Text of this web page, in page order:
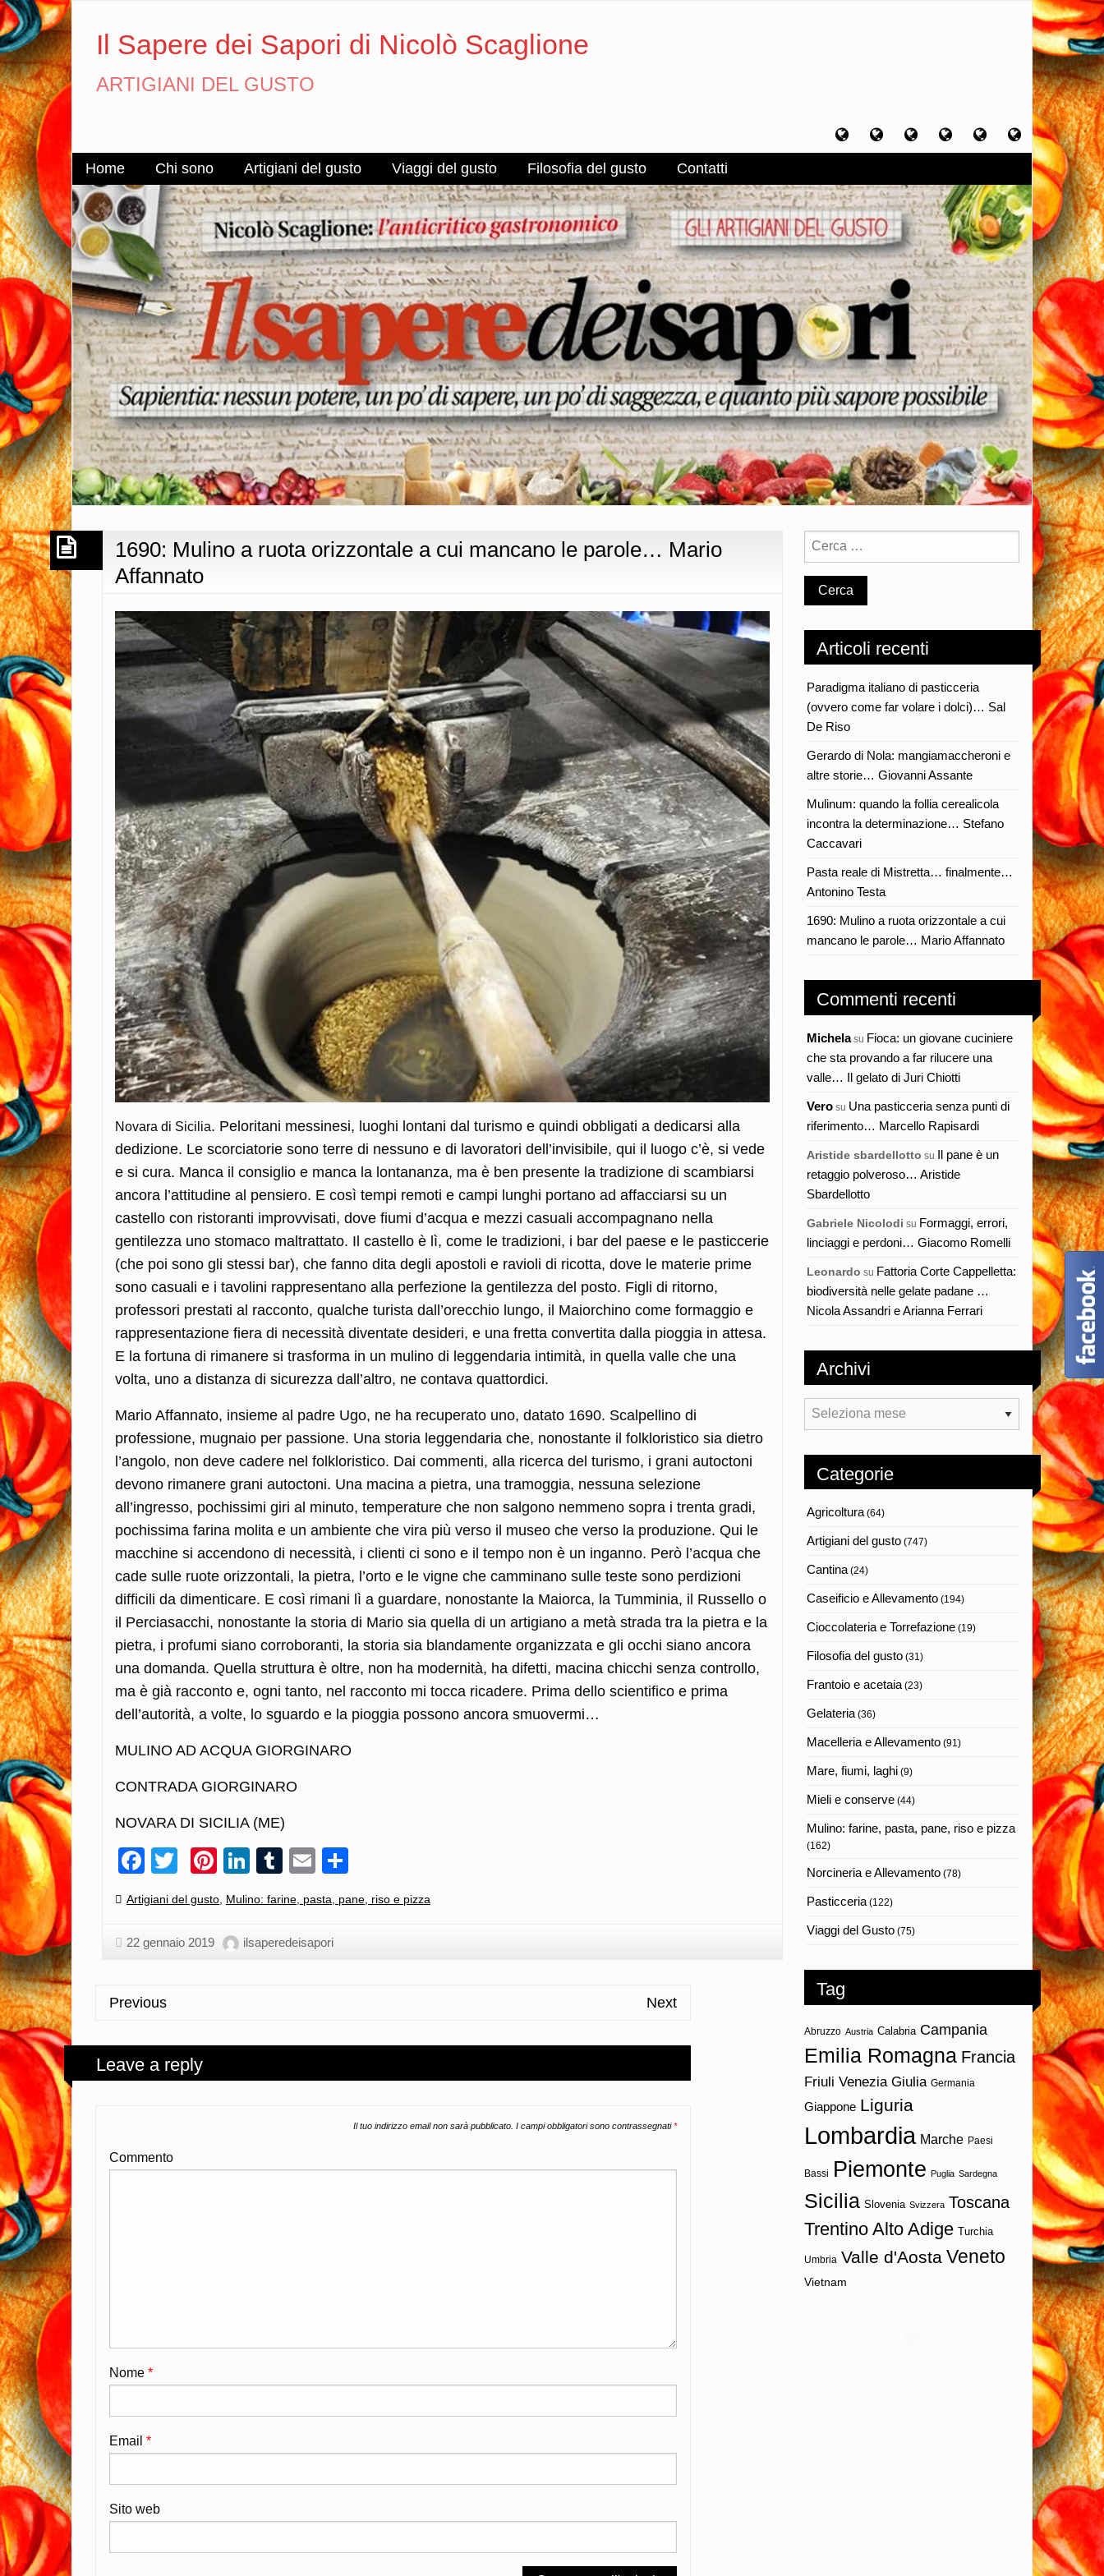
Il Sapere dei Sapori di Nicolò Scaglione
ARTIGIANI DEL GUSTO
Home Chi
sono
Artigiani
del
Viaggi
del
Filosofia
del
Contatti
Home Chi sono Artigiani del gusto Viaggi del gusto Filosofia del gusto Contatti
1690: Mulino a ruota orizzontale a cui mancano le parole… Mario
Affannato
Novara di Sicilia. Peloritani messinesi, luoghi lontani dal turismo e quindi obbligati a dedicarsi alla
dedizione. Le scorciatorie sono terre di nessuno e di lavoratori dell’invisibile, qui il luogo c’è, si vede
e si cura. Manca il consiglio e manca la lontananza, ma è ben presente la tradizione di scambiarsi
ancora l’attitudine al pensiero. E così tempi remoti e campi lunghi portano ad affacciarsi su un
castello con ristoranti improvvisati, dove fiumi d’acqua e mezzi casuali accompagnano nella
gentilezza uno stomaco maltrattato. Il castello è lì, come le tradizioni, i bar del paese e le pasticcerie
(che poi sono gli stessi bar), che fanno dita degli apostoli e ravioli di ricotta, dove le materie prime
sono casuali e i tavolini rappresentano alla perfezione la gentilezza del posto. Figli di ritorno,
professori prestati al racconto, qualche turista dall’orecchio lungo, il Maiorchino come formaggio e
rappresentazione fiera di necessità diventate desideri, e una fretta convertita dalla pioggia in attesa.
E la fortuna di rimanere si trasforma in un mulino di leggendaria intimità, in quella valle che una
volta, uno a distanza di sicurezza dall’altro, ne contava quattordici.
Mario Affannato, insieme al padre Ugo, ne ha recuperato uno, datato 1690. Scalpellino di
professione, mugnaio per passione. Una storia leggendaria che, nonostante il folkloristico sia dietro
l’angolo, non deve cadere nel folkloristico. Dai commenti, alla ricerca del turismo, i grani autoctoni
devono rimanere grani autoctoni. Una macina a pietra, una tramoggia, nessuna selezione
all’ingresso, pochissimi giri al minuto, temperature che non salgono nemmeno sopra i trenta gradi,
pochissima farina molita e un ambiente che vira più verso il museo che verso la produzione. Qui le
macchine si accendono di necessità, i clienti ci sono e il tempo non è un inganno. Però l’acqua che
cade sulle ruote orizzontali, la pietra, l’orto e le vigne che camminano sulle teste sono perdizioni
difficili da dimenticare. E così rimani lì a guardare, nonostante la Maiorca, la Tumminia, il Russello o
il Perciasacchi, nonostante la storia di Mario sia quella di un artigiano a metà strada tra la pietra e la
pietra, i profumi siano corroboranti, la storia sia blandamente organizzata e gli occhi siano ancora
una domanda. Quella struttura è oltre, non ha modernità, ha difetti, macina chicchi senza controllo,
ma è già racconto e, ogni tanto, nel racconto mi tocca ricadere. Prima dello scientifico e prima
dell’autorità, a volte, lo sguardo e la pioggia possono ancora smuovermi…
MULINO AD ACQUA GIORGINARO
CONTRADA GIORGINARO
NOVARA DI SICILIA (ME)
Facebook
TwitterPinterest
LinkedIn
Tumblr
Email
Categories:
Artigiani del gusto Mulino: farine, pasta, pane, riso e pizza
22 gennaio 2019 ilsaperedeisapori
Previous Next
Leave a reply
Il tuo indirizzo email non sarà pubblicato. I campi obbligatori sono contrassegnati*
Commento
Nome *
Email *
Sito web
Articoli recenti
Paradigma italiano di pasticceria
(ovvero come far volare i dolci)… Sal
De Riso
Gerardo di Nola: mangiamaccheroni e
altre storie… Giovanni Assante
Mulinum: quando la follia cerealicola
incontra la determinazione… Stefano
Caccavari
Pasta reale di Mistretta… finalmente…
Antonino Testa
1690: Mulino a ruota orizzontale a cui
mancano le parole… Mario Affannato
Commenti recenti
Michelasu Fioca: un giovane cuciniere
che sta provando a far rilucere una
valle… Il gelato di Juri Chiotti
Vero su Una pasticceria senza punti di
riferimento… Marcello Rapisardi
Aristide sbardellotto su Il pane è un
retaggio polveroso… Aristide
Sbardellotto
Gabriele Nicolodi su Formaggi, errori,
linciaggi e perdoni… Giacomo Romelli
Leonardo su Fattoria Corte Cappelletta:
biodiversità nelle gelate padane …
Nicola Assandri e Arianna Ferrari
Archivi
Archivi
Categorie
Agricoltura(64)
Artigiani del gusto (747)
Cantina(24)
Caseificio e Allevamento (194)
Cioccolateria e Torrefazione (19)
Filosofia del gusto (31)
Frantoio e acetaia(23)
Gelateria(36)
Macelleria e Allevamento (91)
Mare, fiumi, laghi (9)
Mieli e conserve (44)
Mulino: farine, pasta, pane, riso e pizza
(162)
Norcineria e Allevamento (78)
Pasticceria(122)
Viaggi del Gusto (75)
Tag
Abruzzo Austria Calabria Campania
Emilia Romagna Francia
Friuli Venezia Giulia Germania
Giappone Liguria
Lombardia Marche Paesi
Bassi Piemonte Puglia Sardegna
Sicilia Slovenia Svizzera Toscana
Trentino Alto Adige Turchia
Umbria Valle d'Aosta Veneto
Vietnam